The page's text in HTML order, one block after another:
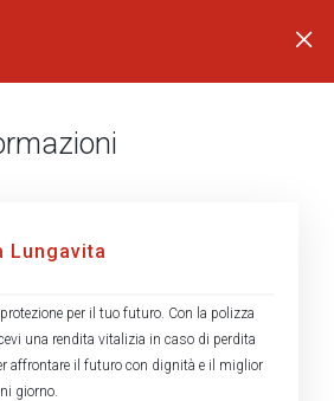
Lungavita
per il tuo futuro. Con la polizza
una rendita vitalizia in caso di perdita
affrontare il futuro con dignità e il miglior
giorno.